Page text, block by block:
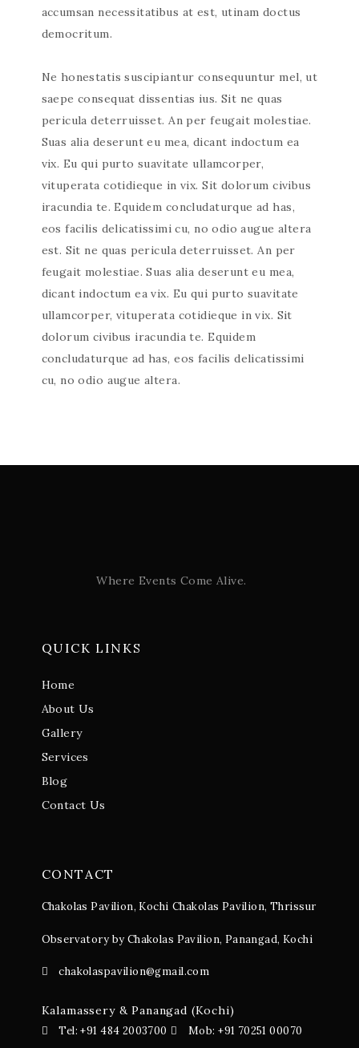
accumsan necessitatibus at est, utinam doctus
democritum.
Ne honestatis suscipiantur consequuntur mel, ut
saepe consequat dissentias ius. Sit ne quas
pericula deterruisset. An per feugait molestiae.
Suas alia deserunt eu mea, dicant indoctum ea
vix. Eu qui purto suavitate ullamcorper,
vituperata cotidieque in vix. Sit dolorum civibus
iracundia te. Equidem concludaturque ad has,
eos facilis delicatissimi cu, no odio augue altera
est. Sit ne quas pericula deterruisset. An per
feugait molestiae. Suas alia deserunt eu mea,
dicant indoctum ea vix. Eu qui purto suavitate
ullamcorper, vituperata cotidieque in vix. Sit
dolorum civibus iracundia te. Equidem
concludaturque ad has, eos facilis delicatissimi
cu, no odio augue altera.
Where Events Come Alive.
QUICK LINKS
Home
About Us
Gallery
Services
Blog
Contact Us
CONTACT
Chakolas Pavilion, Kochi Chakolas Pavilion, Thrissur
Observatory by Chakolas Pavilion, Panangad, Kochi
chakolaspavilion@gmail.com
Kalamassery & Panangad (Kochi)
Tel: +91 484 2003700
Mob: +91 70251 00070